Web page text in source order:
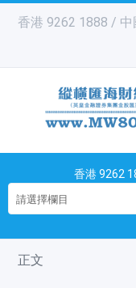
香港 9262 1888 /
香港 9262
正文